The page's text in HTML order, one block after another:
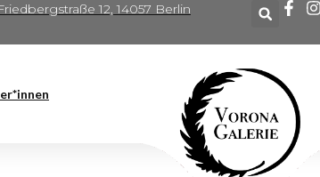
12, 14057 Berlin